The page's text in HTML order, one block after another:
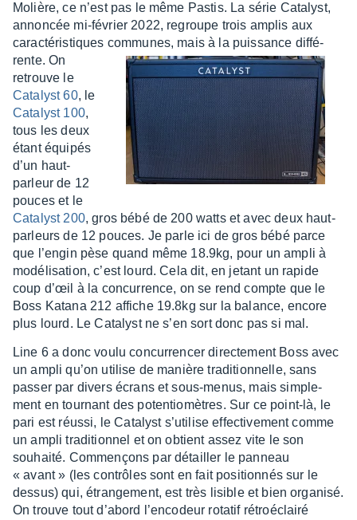
Molière, ce n’est pas le même Pastis. La série Cata­lyst,
annon­cée mi-février 2022, regroupe trois amplis aux
carac­té­ris­tiques communes, mais à la puis­sance diffé­
rente.On
retrouve le
Cata­lyst 60, le
Cata­lyst 100,
tous les deux
étant équi­pés
d’un haut-
parleur de 12
pouces et le
Cata­lyst 200, gros bébé de 200 watts et avec deux haut-
parleurs de 12 pouces. Je parle ici de gros bébé parce
que l’en­gin pèse quand même 18.9kg, pour un ampli à
modé­li­sa­tion, c’est lourd. Cela dit, en jetant un rapide
coup d’œil à la concur­rence, on se rend compte que le
Boss Katana 212 affiche 19.8kg sur la balance, encore
plus lourd. Le Cata­lyst ne s’en sort donc pas si mal.
Line 6 a donc voulu concur­ren­cer direc­te­ment Boss avec
un ampli qu’on utilise de manière tradi­tion­nelle, sans
passer par divers écrans et sous-menus, mais simple­
ment en tour­nant des poten­tio­mètres. Sur ce point-là, le
pari est réussi, le Cata­lyst s’uti­lise effec­ti­ve­ment comme
un ampli tradi­tion­nel et on obtient assez vite le son
souhaité. Commençons par détailler le panneau
« avant » (les contrôles sont en fait posi­tion­nés sur le
dessus) qui, étran­ge­ment, est très lisible et bien orga­nisé.
On trouve tout d’abord l’en­co­deur rota­tif rétroé­clairé